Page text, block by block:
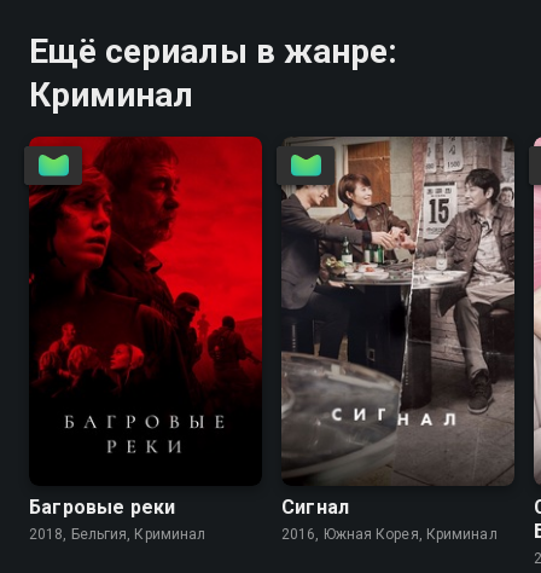
Ещё сериалы в жанре:
Криминал
6.9
Багровые реки
2018, Бельгия, Криминал
8.2 8.5
Сигнал
2016, Южная Корея, Криминал